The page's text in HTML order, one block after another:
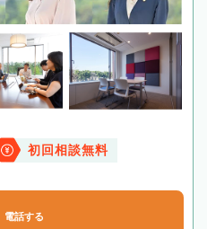
初回相談無料
電話する